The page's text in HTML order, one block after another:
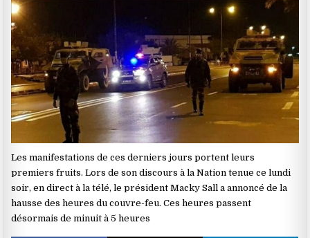
Les manifestations de ces derniers jours portent leurs
premiers fruits. Lors de son discours à la Nation tenue ce lundi
soir, en direct à la télé, le président Macky Sall a annoncé de la
hausse des heures du couvre-feu. Ces heures passent
désormais de minuit à 5 heures